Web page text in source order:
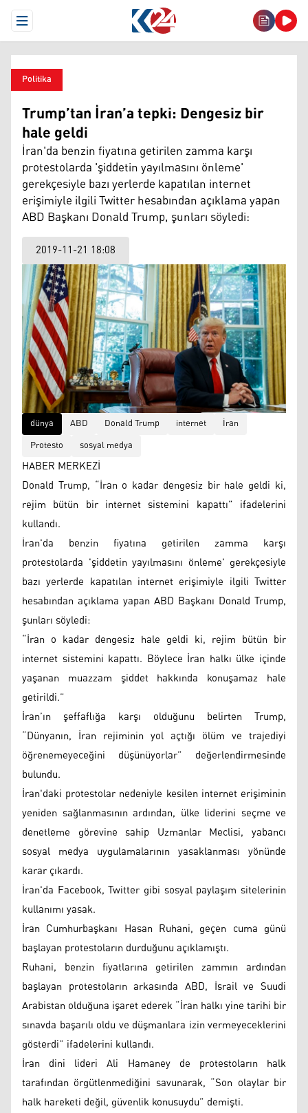
Open Menu
Politika
Trump’tan İran’a tepki: Dengesiz bir
hale geldi
İran'da benzin fiyatına getirilen zamma karşı
protestolarda 'şiddetin yayılmasını önleme'
gerekçesiyle bazı yerlerde kapatılan internet
erişimiyle ilgili Twitter hesabından açıklama yapan
ABD Başkanı Donald Trump, şunları söyledi:
2019-11-21 18:08
dünya ABD Donald Trump internet
İran
Protesto
sosyal medya
HABER MERKEZİ
Donald Trump, “İran o kadar dengesiz bir hale geldi ki,
rejim bütün bir internet sistemini kapattı” ifadelerini
kullandı.
İran'da benzin fiyatına getirilen zamma karşı
protestolarda 'şiddetin yayılmasını önleme' gerekçesiyle
bazı yerlerde kapatılan internet erişimiyle ilgili Twitter
hesabından açıklama yapan ABD Başkanı Donald Trump,
şunları söyledi:
“İran o kadar dengesiz hale geldi ki, rejim bütün bir
internet sistemini kapattı. Böylece İran halkı ülke içinde
yaşanan muazzam şiddet hakkında konuşamaz hale
getirildi.”
İran’ın şeffaflığa karşı olduğunu belirten Trump,
“Dünyanın, İran rejiminin yol açtığı ölüm ve trajediyi
öğrenemeyeceğini düşünüyorlar” değerlendirmesinde
bulundu.
İran'daki protestolar nedeniyle kesilen internet erişiminin
yeniden sağlanmasının ardından, ülke liderini seçme ve
denetleme görevine sahip Uzmanlar Meclisi, yabancı
sosyal medya uygulamalarının yasaklanması yönünde
karar çıkardı.
İran'da Facebook, Twitter gibi sosyal paylaşım sitelerinin
kullanımı yasak.
İran Cumhurbaşkanı Hasan Ruhani, geçen cuma günü
başlayan protestoların durduğunu açıklamıştı.
Ruhani, benzin fiyatlarına getirilen zammın ardından
başlayan protestoların arkasında ABD, İsrail ve Suudi
Arabistan olduğuna işaret ederek “İran halkı yine tarihi bir
sınavda başarılı oldu ve düşmanlara izin vermeyeceklerini
gösterdi” ifadelerini kullandı.
İran dini lideri Ali Hamaney de protestoların halk
tarafından örgütlenmediğini savunarak, “Son olaylar bir
halk hareketi değil, güvenlik konusuydu” demişti.